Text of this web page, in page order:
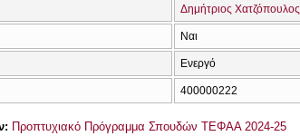
Δημήτριος Χατζόπουλος
Ναι
Ενεργό
400000222
Προπτυχιακό Πρόγραμμα Σπουδών ΤΕΦΑΑ 2024-25